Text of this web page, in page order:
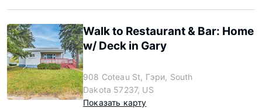
Walk to Restaurant & Bar: Home
w/ Deck in Gary
908 Coteau St, Гэри, South
Dakota 57237, US
Показать карту